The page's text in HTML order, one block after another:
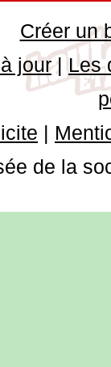
Créer un
jour|Les
|
de la